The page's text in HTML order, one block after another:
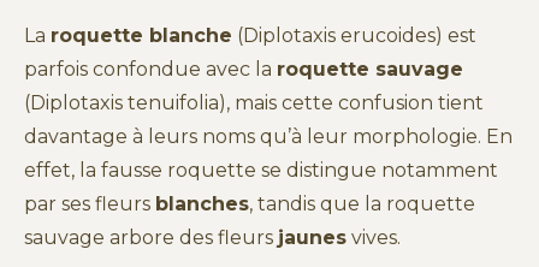
La roquette blanche (Diplotaxis erucoides) est
parfois confondue avec la roquette sauvage
(Diplotaxis tenuifolia), mais cette confusion tient
davantage à leurs noms qu’à leur morphologie. En
effet, la fausse roquette se distingue notamment
par ses fleurs blanches, tandis que la roquette
sauvage arbore des fleurs jaunes vives.